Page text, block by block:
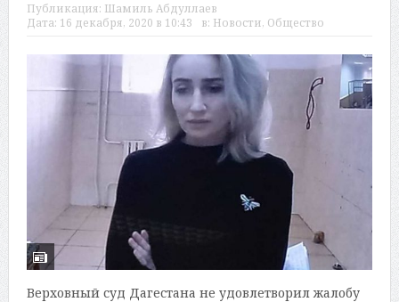
Публикация: Шамиль Абдуллаев
Дата: 16 декабря, 2020 в 10:43 в: Новости, Общество
Верховный суд Дагестана не удовлетворил жалобу